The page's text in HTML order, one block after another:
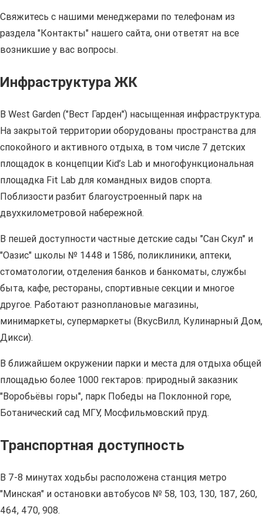
Свяжитесь с нашими менеджерами по телефонам из
раздела "Контакты" нашего сайта, они ответят на все
возникшие у вас вопросы.
Инфраструктура ЖК
В West Garden ("Вест Гарден") насыщенная инфраструктура.
На закрытой территории оборудованы пространства для
спокойного и активного отдыха, в том числе 7 детских
площадок в концепции Kid’s Lab и многофункциональная
площадка Fit Lab для командных видов спорта.
Поблизости разбит благоустроенный парк на
двухкилометровой набережной.
В пешей доступности частные детские сады "Сан Скул" и
"Оазис" школы № 1448 и 1586, поликлиники, аптеки,
стоматологии, отделения банков и банкоматы, службы
быта, кафе, рестораны, спортивные секции и многое
другое. Работают разноплановые магазины,
минимаркеты, супермаркеты (ВкусВилл, Кулинарный Дом,
Дикси).
В ближайшем окружении парки и места для отдыха общей
площадью более 1000 гектаров: природный заказник
"Воробьёвы горы", парк Победы на Поклонной горе,
Ботанический сад МГУ, Мосфильмовский пруд.
Транспортная доступность
В 7-8 минутах ходьбы расположена станция метро
"Минская" и остановки автобусов № 58, 103, 130, 187, 260,
464, 470, 908.